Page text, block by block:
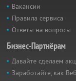
Вакансии
Правила сервиса
Ответы на вопросы
Бизнес-Партнёрам
Давайте сделаем
Заработайте, как